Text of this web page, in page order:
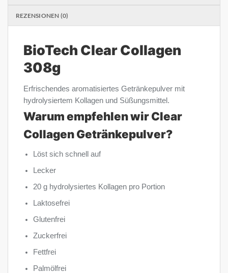
REZENSIONEN (0)
BioTech Clear Collagen
308g
Erfrischendes aromatisiertes Getränkepulver mit
hydrolysiertem Kollagen und Süßungsmittel.
Warum empfehlen wir Clear
Collagen Getränkepulver?
Löst sich schnell auf
Lecker
20 g hydrolysiertes Kollagen pro Portion
Laktosefrei
Glutenfrei
Zuckerfrei
Fettfrei
Palmölfrei